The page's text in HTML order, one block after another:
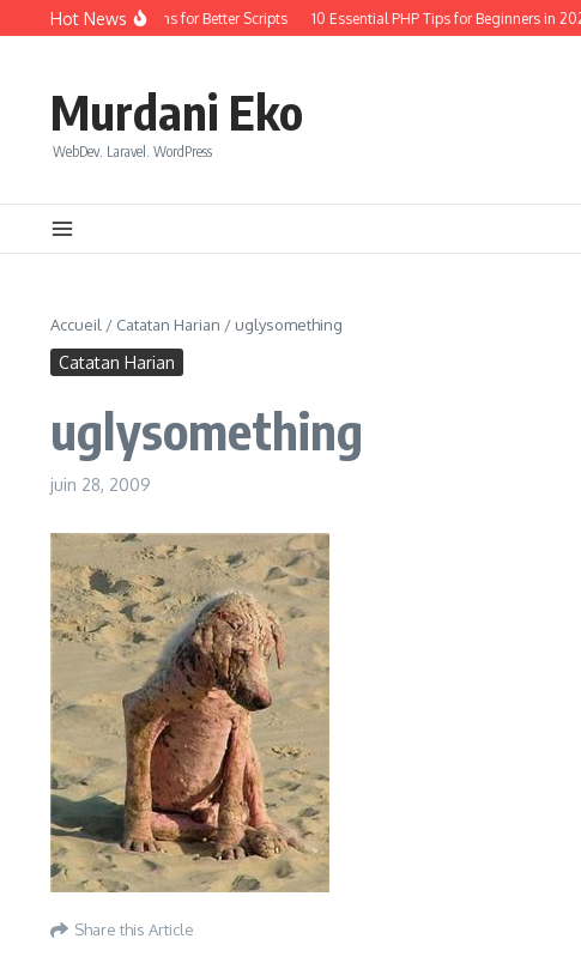
Aller au contenu
Hot News
Coding: Quick Wins for Better Scripts 10 Essential PHP Tips for Beginners in 2025
Murdani Eko
WebDev. Laravel. WordPress
Accueil / Catatan Harian / uglysomething
Catatan Harian
uglysomething
juin 28, 2009
Share this Article